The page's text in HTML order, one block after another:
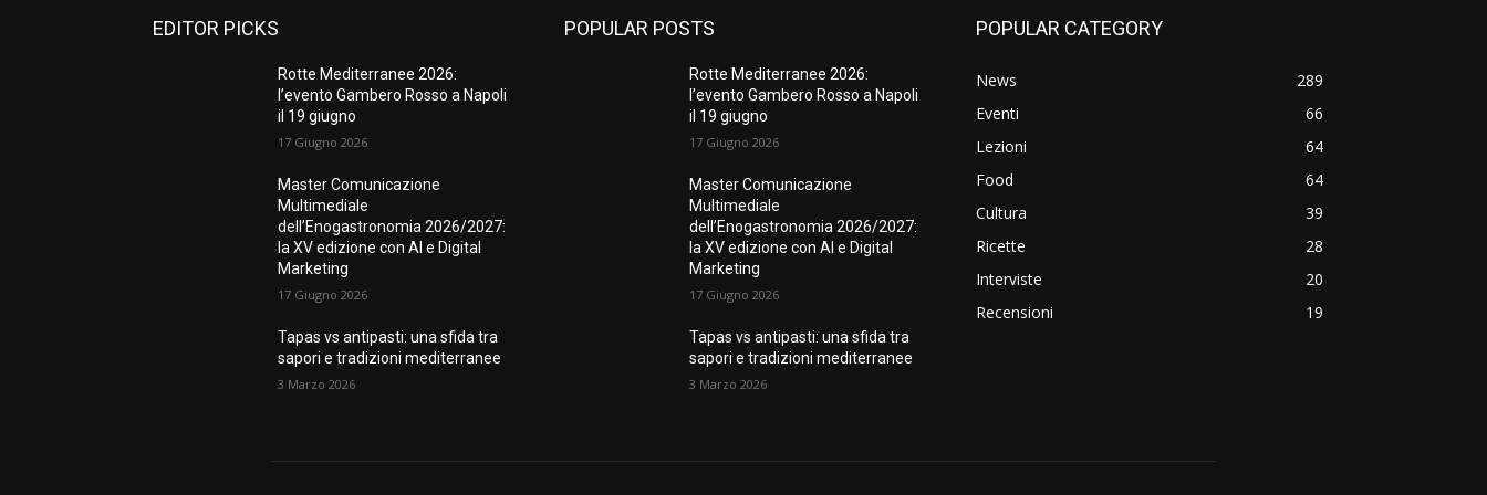
EDITOR PICKS
Rotte Mediterranee 2026:
l’evento Gambero Rosso a Napoli
il 19 giugno
17 Giugno 2026
Master Comunicazione
Multimediale
dell’Enogastronomia 2026/2027:
la XV edizione con AI e Digital
Marketing
17 Giugno 2026
Tapas vs antipasti: una sfida tra
sapori e tradizioni mediterranee
3 Marzo 2026
POPULAR POSTS
Rotte Mediterranee 2026:
l’evento Gambero Rosso a Napoli
il 19 giugno
17 Giugno 2026
Master Comunicazione
Multimediale
dell’Enogastronomia 2026/2027:
la XV edizione con AI e Digital
Marketing
17 Giugno 2026
Tapas vs antipasti: una sfida tra
sapori e tradizioni mediterranee
3 Marzo 2026
POPULAR CATEGORY
News
289
Eventi
66
Lezioni
64
Food
64
Cultura
39
Ricette
28
Interviste
20
Recensioni
19